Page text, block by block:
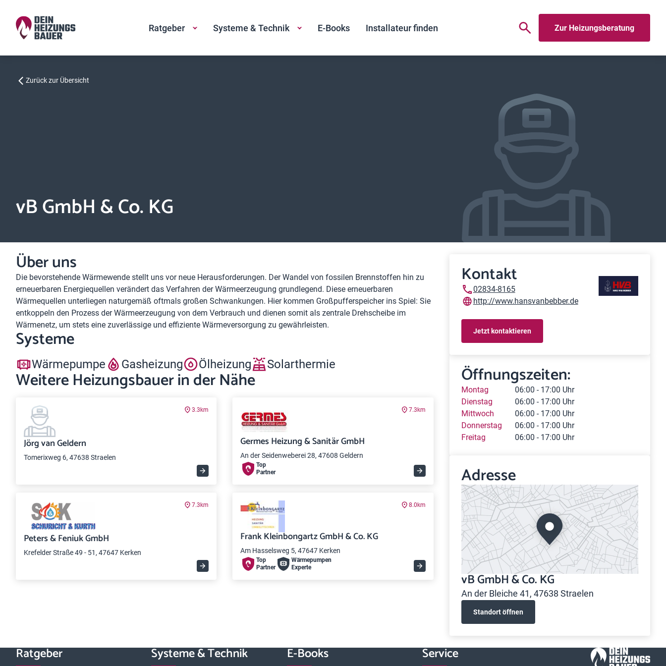
Ratgeber Systeme & Technik E-Books Installateur finden Zur Heizungsberatung
Zurück zur Übersicht
vB GmbH & Co. KG
Über uns
Die bevorstehende Wärmewende stellt uns vor neue Herausforderungen. Der Wandel von fossilen Brennstoffen hin zu
erneuerbaren Energiequellen verändert das Verfahren der Wärmeerzeugung grundlegend. Diese erneuerbaren
Wärmequellen unterliegen naturgemäß oftmals großen Schwankungen. Hier kommen Großpufferspeicher ins Spiel: Sie
entkoppeln den Prozess der Wärmeerzeugung von dem Verbrauch und dienen somit als zentrale Drehscheibe im
Wärmenetz, um stets eine zuverlässige und effiziente Wärmeversorgung zu gewährleisten.
Systeme
Wärmepumpe Gasheizung Ölheizung Solarthermie
Weitere Heizungsbauer in der Nähe
3.3km
Jörg van Geldern
Tomerixweg 6, 47638 Straelen
7.3km
Germes Heizung & Sanitär GmbH
An der Seidenweberei 28, 47608 Geldern
Top
Partner
7.3km
Peters & Feniuk GmbH
Krefelder Straße 49 - 51, 47647 Kerken
8.0km
Frank Kleinbongartz GmbH & Co. KG
Am Hasselsweg 5, 47647 Kerken
Top
Partner
Wärme­pumpen
Experte
Kontakt
02834-8165
http://www.hansvanbebber.de
Jetzt kontaktieren
Öffnungszeiten:
Montag
06:00 - 17:00 Uhr
Dienstag
06:00 - 17:00 Uhr
Mittwoch
06:00 - 17:00 Uhr
Donnerstag
06:00 - 17:00 Uhr
Freitag
06:00 - 17:00 Uhr
Adresse
vB GmbH & Co. KG
An der Bleiche 41, 47638 Straelen
Standort öffnen
Ratgeber Systeme & Technik E-Books Service